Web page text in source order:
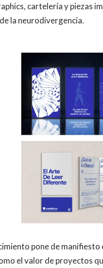
cartelería y piezas
la neurodivergencia.
pone de
el valor de proyectos